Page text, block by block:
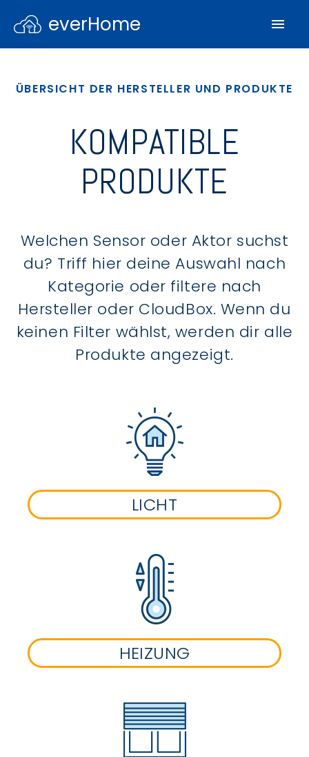
everHome
ÜBERSICHT DER HERSTELLER UND PRODUKTE
KOMPATIBLE
PRODUKTE
Welchen Sensor oder Aktor suchst
du? Triff hier deine Auswahl nach
Kategorie oder filtere nach
Hersteller oder CloudBox. Wenn du
keinen Filter wählst, werden dir alle
Produkte angezeigt.
LICHT
HEIZUNG